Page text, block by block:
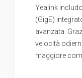
Yealink
(GigE)
avanzata.
velocità
maggiore